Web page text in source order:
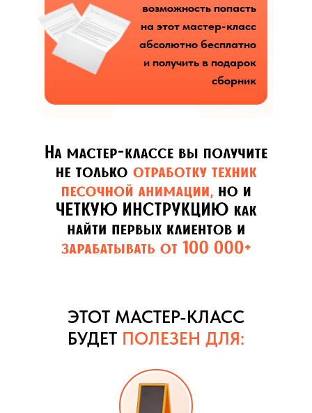
возможность попасть
на этот мастер-класс
абсолютно бесплатно
и получить в подарок
сборник
ЭТОТ МАСТЕР-КЛАСС
БУДЕТ ПОЛЕЗЕН ДЛЯ: